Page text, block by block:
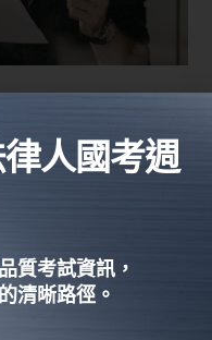
部對行政院稱「鈞院」
部對臺北市政府稱「貴
育部對高教司稱「貴
人國考週
質考試資訊，
清晰路徑。